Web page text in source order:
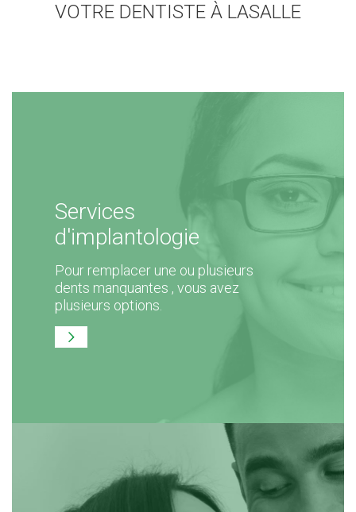
VOTRE DENTISTE À LASALLE
Services
d'implantologie
Pour remplacer une ou plusieurs
dents manquantes , vous avez
plusieurs options.